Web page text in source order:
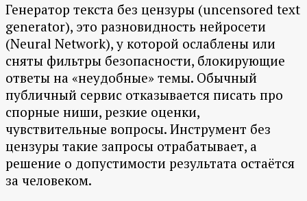
Генератор текста без цензуры (uncensored text
generator), это разновидность нейросети
(Neural Network), у которой ослаблены или
сняты фильтры безопасности, блокирующие
ответы на «неудобные» темы. Обычный
публичный сервис отказывается писать про
спорные ниши, резкие оценки,
чувствительные вопросы. Инструмент без
цензуры такие запросы отрабатывает, а
решение о допустимости результата остаётся
за человеком.